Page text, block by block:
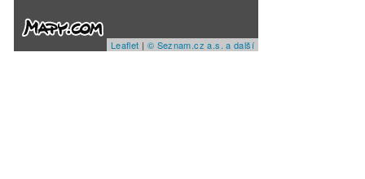
Leaflet | © Seznam.cz a.s. a další